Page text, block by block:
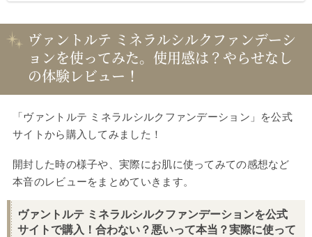
ヴァントルテ ミネラルシルクファンデーシ
ョンを使ってみた。使用感は？やらせなし
の体験レビュー！
「ヴァントルテ ミネラルシルクファンデーション」を公式
サイトから購入してみました！
開封した時の様子や、実際にお肌に使ってみての感想など
本音のレビューをまとめていきます。
ヴァントルテ ミネラルシルクファンデーションを公式
サイトで購入！合わない？悪いって本当？実際に使って